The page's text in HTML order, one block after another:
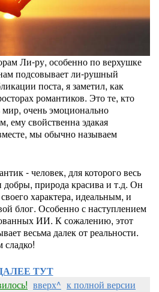
Ли-ру, особенно по верхушке
подсовывает ли-рушный
поста, я заметил, как
романтиков. Это те, кто
мир, очень эмоционально
ему свойственна эдакая
мы обычно называем
- человек, для которого весь
природа красива и т.д. Он
характера, идеальным, и
блог. Особенно с наступлением
ИИ. К сожалению, этот
весьма далек от реальности.
сладко!
ТУТ
вверх^ к полной версии